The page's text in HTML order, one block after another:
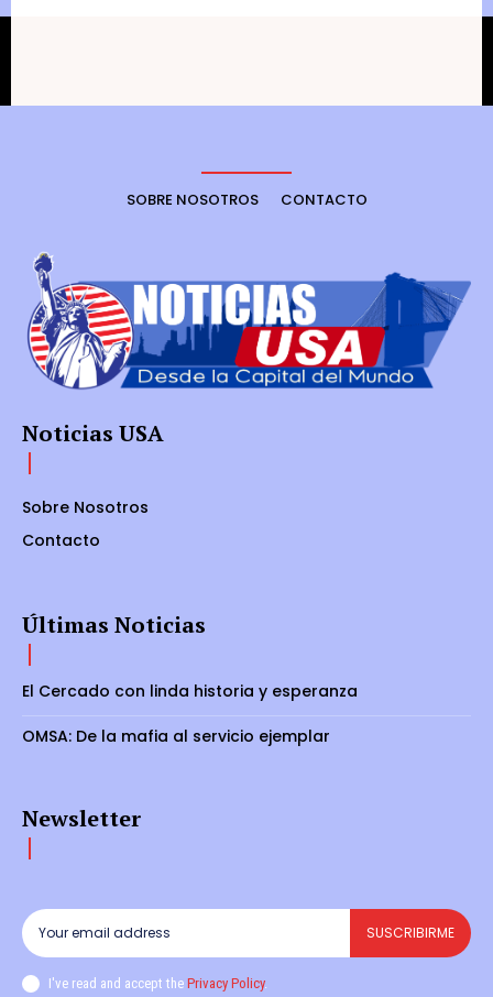
SOBRE NOSOTROS CONTACTO
Noticias USA
Sobre Nosotros
Contacto
Últimas Noticias
El Cercado con linda historia y esperanza
OMSA: De la mafia al servicio ejemplar
Newsletter
SUSCRIBIRME
I've read and accept the Privacy Policy.